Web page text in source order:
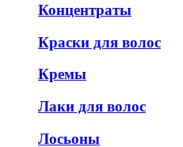
Концентраты
Краски для волос
Кремы
Лаки для волос
Лосьоны